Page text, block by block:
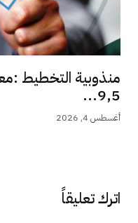
منذوبية التخطيط
9,5...
أغسطس 4, 2026
اترك تعليقاً